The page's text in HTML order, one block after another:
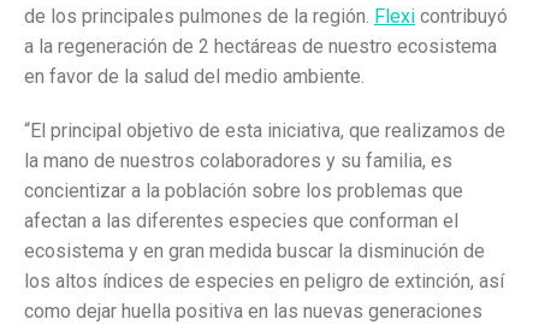
de los principales pulmones de la región. Flexi contribuyó
a la regeneración de 2 hectáreas de nuestro ecosistema
en favor de la salud del medio ambiente.
“El principal objetivo de esta iniciativa, que realizamos de
la mano de nuestros colaboradores y su familia, es
concientizar a la población sobre los problemas que
afectan a las diferentes especies que conforman el
ecosistema y en gran medida buscar la disminución de
los altos índices de especies en peligro de extinción, así
como dejar huella positiva en las nuevas generaciones